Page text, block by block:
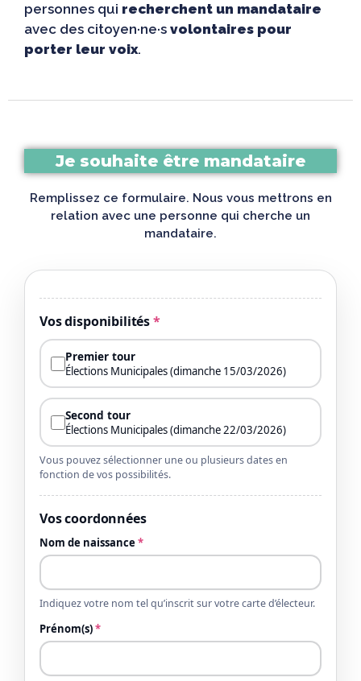
personnes qui recherchent un mandataire
avec des citoyen·ne·s volontaires pour
porter leur voix.
Je souhaite être mandataire
Remplissez ce formulaire. Nous vous mettrons en
relation avec une personne qui cherche un
mandataire.
Vos disponibilités*
Premier tour
Élections Municipales (dimanche 15/03/2026)
Second tour
Élections Municipales (dimanche 22/03/2026)
Vous pouvez sélectionner une ou plusieurs dates en
fonction de vos possibilités.
Vos coordonnées
Nom de naissance *
Indiquez votre nom tel qu’inscrit sur votre carte d’électeur.
Prénom(s)*